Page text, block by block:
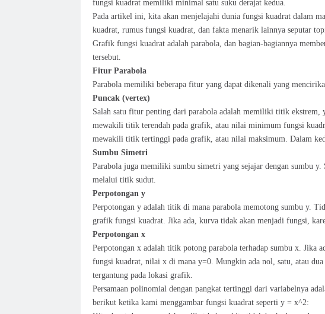
fungsi kuadrat memiliki minimal satu suku derajat kedua.
Pada artikel ini, kita akan menjelajahi dunia fungsi kuadrat dalam
kuadrat, rumus fungsi kuadrat, dan fakta menarik lainnya seputar
Grafik fungsi kuadrat adalah parabola, dan bagian-bagiannya
tersebut.
Fitur Parabola
Parabola memiliki beberapa fitur yang dapat dikenali yang
Puncak (vertex)
Salah satu fitur penting dari parabola adalah memiliki titik ekstrem,
mewakili titik terendah pada grafik, atau nilai minimum fungsi
mewakili titik tertinggi pada grafik, atau nilai maksimum. Dalam
Sumbu Simetri
Parabola juga memiliki sumbu simetri yang sejajar dengan sumbu
melalui titik sudut.
Perpotongan y
Perpotongan y adalah titik di mana parabola memotong sumbu y.
grafik fungsi kuadrat. Jika ada, kurva tidak akan menjadi fungsi,
Perpotongan x
Perpotongan x adalah titik potong parabola terhadap sumbu x. Jika
fungsi kuadrat, nilai x di mana y=0. Mungkin ada nol, satu, atau
tergantung pada lokasi grafik.
Persamaan polinomial dengan pangkat tertinggi dari variabelnya
berikut ketika kami menggambar fungsi kuadrat seperti y = x^2: